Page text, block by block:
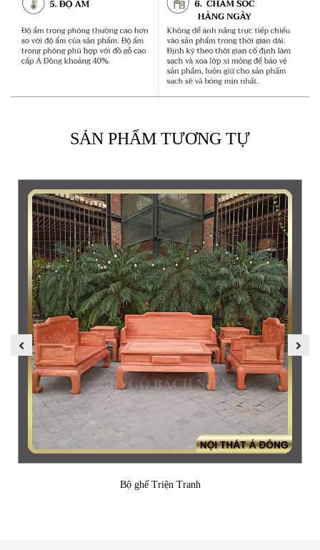
thuyết Phong thủy , có nghĩa là phát Tài và có tương
lai vô biên.
SẢN PHẨM TƯƠNG TỰ
Bộ ghế Triện Tranh